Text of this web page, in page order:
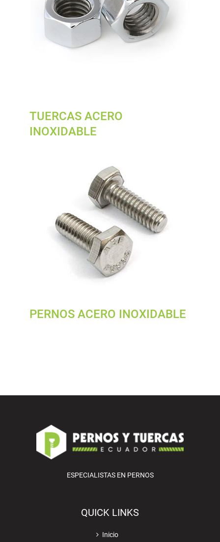
TUERCAS ACERO
INOXIDABLE
PERNOS ACERO INOXIDABLE
ESPECIALISTAS EN PERNOS
QUICK LINKS
Inicio